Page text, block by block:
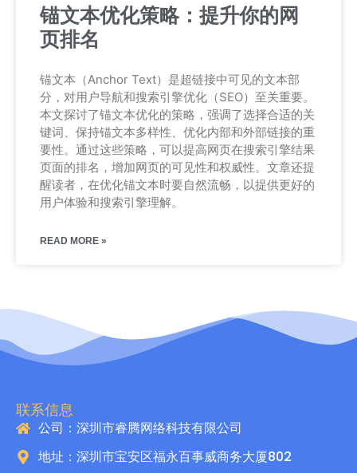
锚文本优化策略：提升你的网
页排名
锚文本（Anchor Text）是超链接中可见的文本部
分，对用户导航和搜索引擎优化（SEO）至关重要。
本文探讨了锚文本优化的策略，强调了选择合适的关
键词、保持锚文本多样性、优化内部和外部链接的重
要性。通过这些策略，可以提高网页在搜索引擎结果
页面的排名，增加网页的可见性和权威性。文章还提
醒读者，在优化锚文本时要自然流畅，以提供更好的
用户体验和搜索引擎理解。
READ MORE »
联系信息
公司：深圳市睿腾网络科技有限公司
地址：深圳市宝安区福永百事威商务大厦802